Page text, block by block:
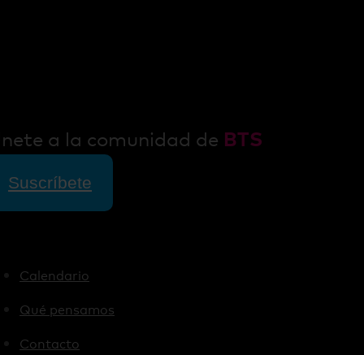
a la comunidad de BTS
Suscríbete
Calendario
Qué pensamos
Contacto